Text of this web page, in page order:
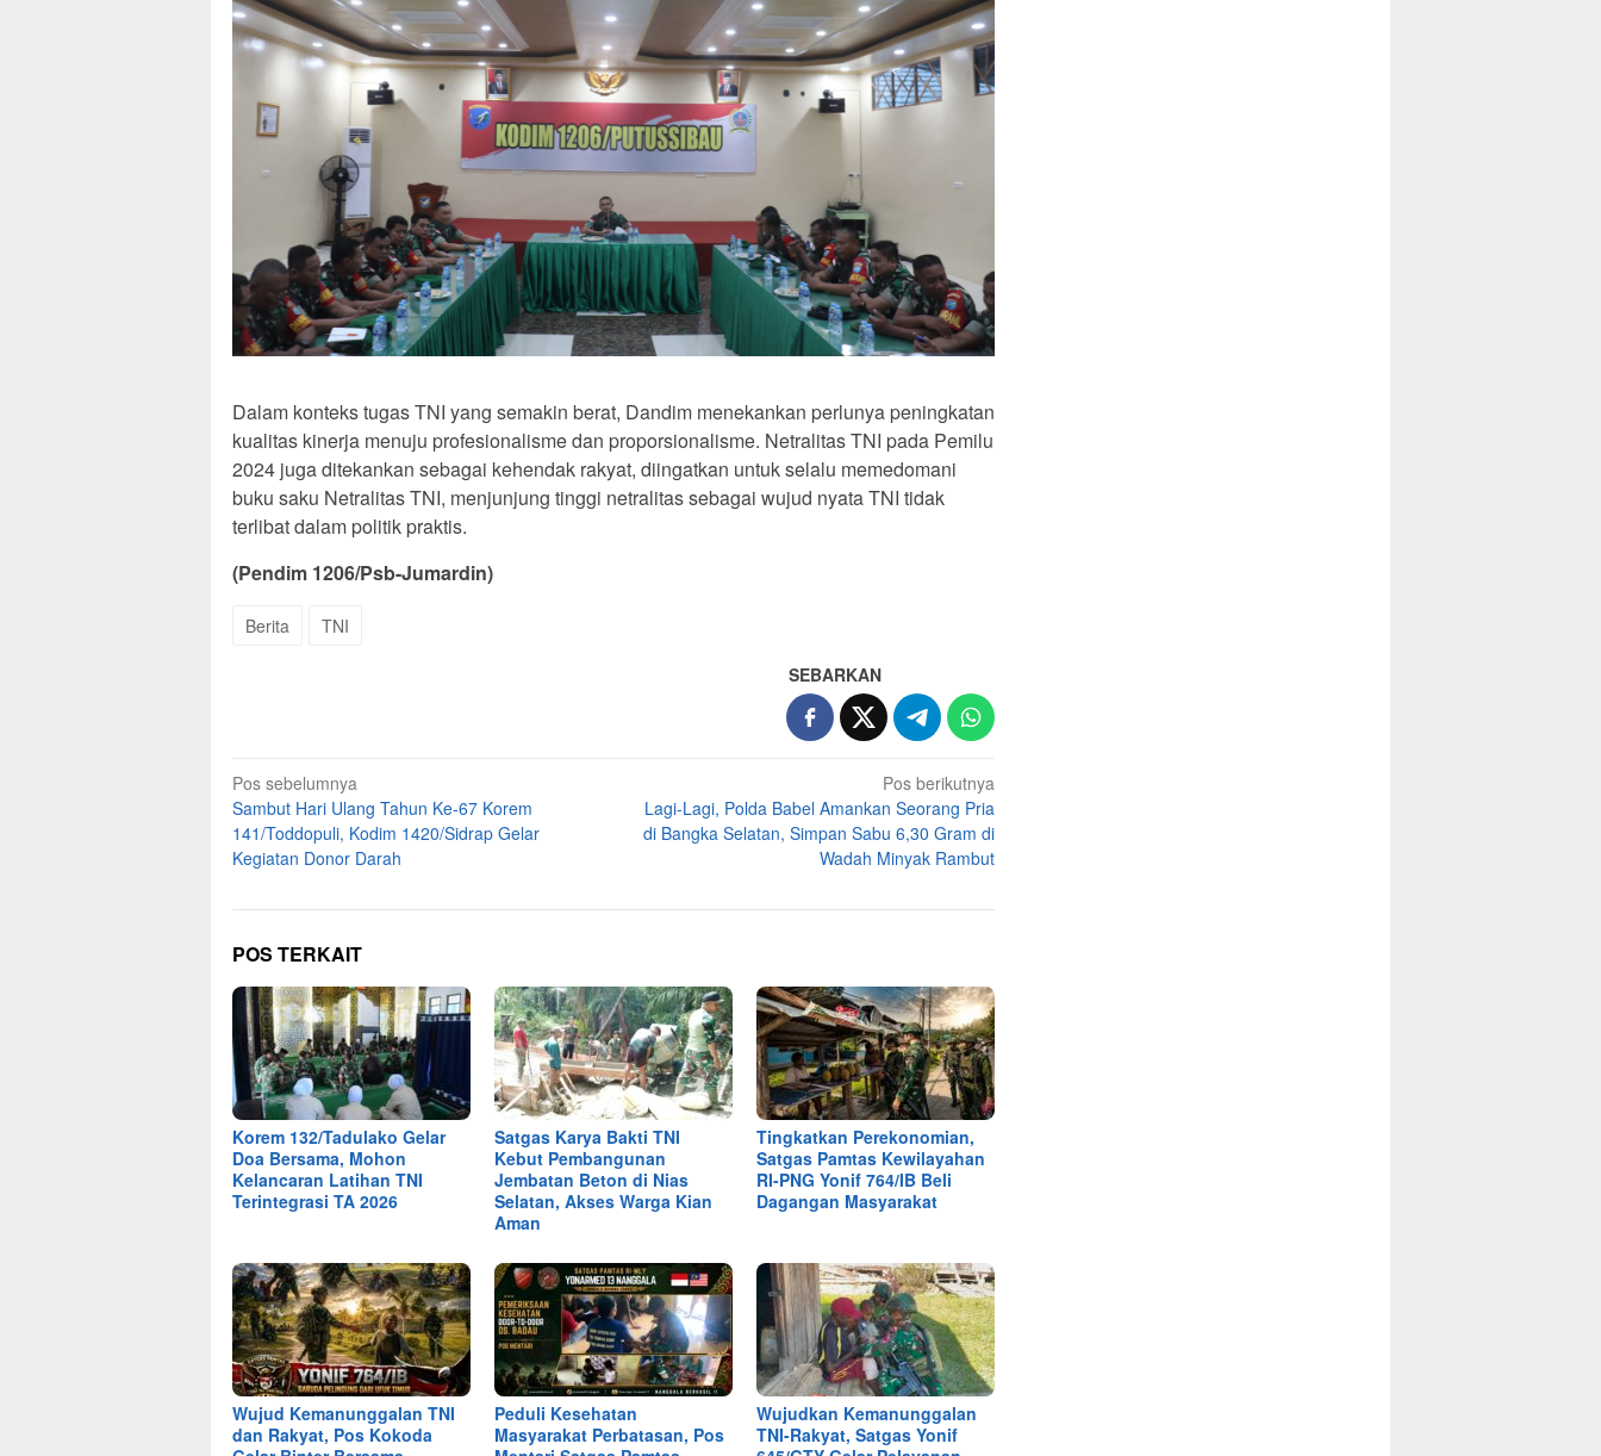
Dalam konteks tugas TNI yang semakin berat, Dandim menekankan perlunya peningkatan
kualitas kinerja menuju profesionalisme dan proporsionalisme. Netralitas TNI pada Pemilu
2024 juga ditekankan sebagai kehendak rakyat, diingatkan untuk selalu memedomani
buku saku Netralitas TNI, menjunjung tinggi netralitas sebagai wujud nyata TNI tidak
terlibat dalam politik praktis.
(Pendim 1206/Psb-Jumardin)
Berita TNI
SEBARKAN
Navigasi
pos
Pos sebelumnya
Sambut Hari Ulang Tahun Ke-67 Korem
141/Toddopuli, Kodim 1420/Sidrap Gelar
Kegiatan Donor Darah
Pos berikutnya
Lagi-Lagi, Polda Babel Amankan Seorang Pria
di Bangka Selatan, Simpan Sabu 6,30 Gram di
Wadah Minyak Rambut
POS TERKAIT
Korem 132/Tadulako Gelar
Doa Bersama, Mohon
Kelancaran Latihan TNI
Terintegrasi TA 2026
Satgas Karya Bakti TNI
Kebut Pembangunan
Jembatan Beton di Nias
Selatan, Akses Warga Kian
Aman
Tingkatkan Perekonomian,
Satgas Pamtas Kewilayahan
RI-PNG Yonif 764/IB Beli
Dagangan Masyarakat
Wujud Kemanunggalan TNI
dan Rakyat, Pos Kokoda
Peduli Kesehatan
Masyarakat Perbatasan, Pos
Wujudkan Kemanunggalan
TNI-Rakyat, Satgas Yonif